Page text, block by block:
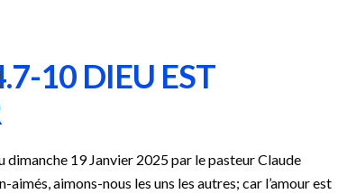
10 DIEU EST
dimanche 19 Janvier 2025 par le pasteur Claude
aimons-nous les uns les autres; car l’amour est